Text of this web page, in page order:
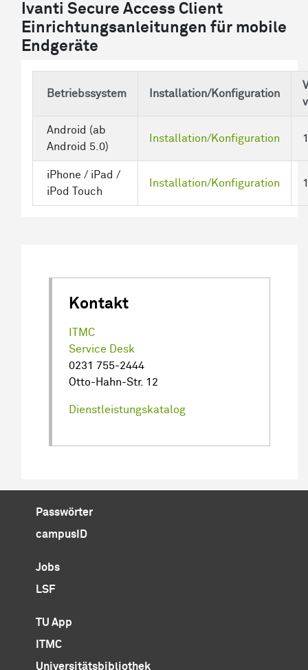
Ivanti Secure Access Client
Einrichtungsanleitungen für mobile
Endgeräte
Betriebssystem Installation/Konfiguration
Android (ab
Android 5.0)
Installation/Konfiguration
iPhone / iPad /
iPod Touch
Installation/Konfiguration
Kontakt
ITMC
Service Desk
0231 755-2444
Otto-Hahn-Str. 12
Dienstleistungskatalog
Passwörter
campusID
Jobs
LSF
TU App
ITMC
Universitätsbibliothek